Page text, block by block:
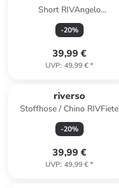
Short RIVAngelo
regular/straight in Oliv
-20%
39,99 €
UVP: 49,99 €*
riverso
Stoffhose / Chino RIVFiete
regular/straight in Beige
-20%
39,99 €
UVP: 49,99 €*